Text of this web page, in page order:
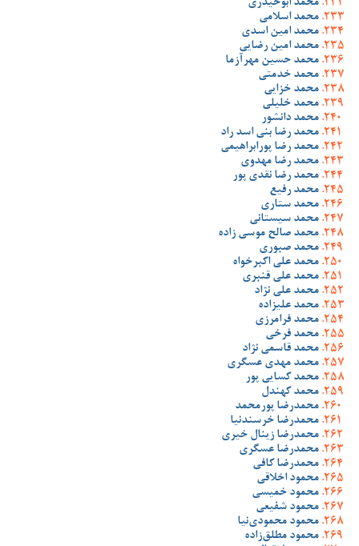
محمد ابوحیدری
محمد اسلامی
محمد امین اسدی
محمد امین رضایی
محمد حسین مهرآزما
محمد خدمتی
محمد خزایی
محمد خلیلی
محمد دانشور
محمد رضا بنی اسد راد
محمد رضا پورابراهیمی
محمد رضا مهدوی
محمد رضا نقدی پور
محمد رفیع
محمد ستاری
محمد سیستانی
محمد صالح موسی زاده
محمد صبوری
محمد علی اکبرخواه
محمد علی قنبری
محمد علی نژاد
محمد علیزاده
محمد فرامرزی
محمد فرخی
محمد قاسمی نژاد
محمد مهدی عسگری
محمد کسایی پور
محمد کهندل
محمدرضا پورمحمد
محمدرضا خرسندنیا
محمدرضا زینال خیری
محمدرضا عسگری
محمدرضا کافی
محمود اخلاقی
محمود خمیسی
محمود شفیعی
محمود محمودی‌نیا
محمود مطلق‌زاده